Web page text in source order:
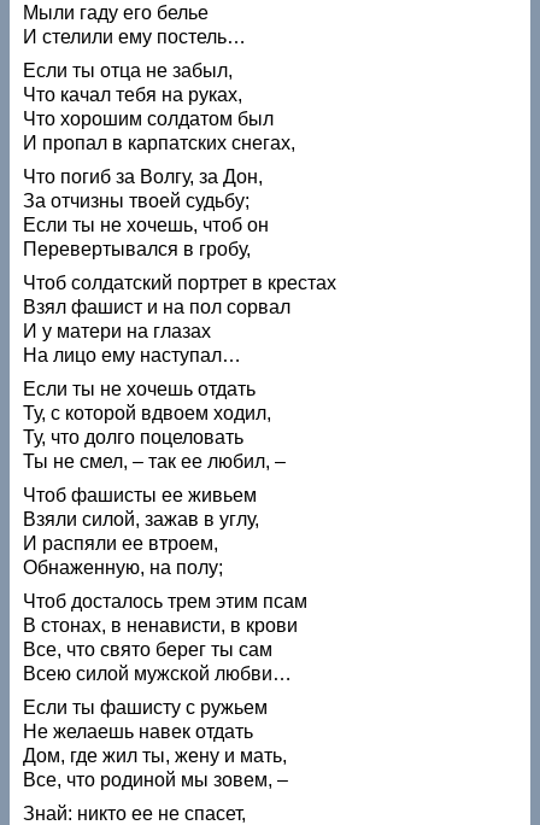
Мыли гаду его белье
И стелили ему постель…
Если ты отца не забыл,
Что качал тебя на руках,
Что хорошим солдатом был
И пропал в карпатских снегах,
Что погиб за Волгу, за Дон,
За отчизны твоей судьбу;
Если ты не хочешь, чтоб он
Перевертывался в гробу,
Чтоб солдатский портрет в крестах
Взял фашист и на пол сорвал
И у матери на глазах
На лицо ему наступал…
Если ты не хочешь отдать
Ту, с которой вдвоем ходил,
Ту, что долго поцеловать
Ты не смел, – так ее любил, –
Чтоб фашисты ее живьем
Взяли силой, зажав в углу,
И распяли ее втроем,
Обнаженную, на полу;
Чтоб досталось трем этим псам
В стонах, в ненависти, в крови
Все, что свято берег ты сам
Всею силой мужской любви…
Если ты фашисту с ружьем
Не желаешь навек отдать
Дом, где жил ты, жену и мать,
Все, что родиной мы зовем, –
Знай: никто ее не спасет,